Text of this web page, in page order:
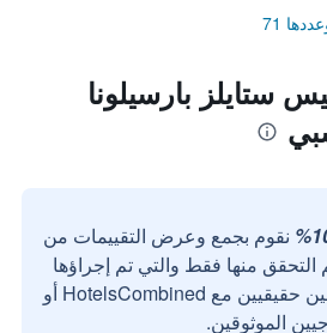
71
ستايلز بارسيلونا
نقوم بجمع وعرض التقييمات من
التحقق منها فقط والتي تم إجراؤها
بواسطة مستخدمين حقيقيين مع HotelsCombined أو
الموثوقين.